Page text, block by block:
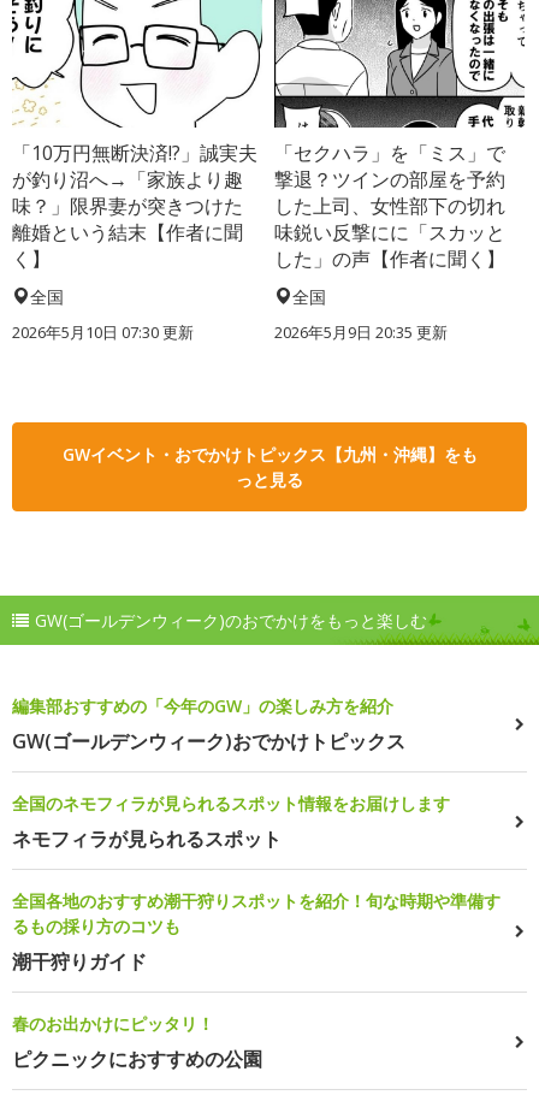
「10万円無断決済!?」誠実夫
が釣り沼へ→「家族より趣
味？」限界妻が突きつけた
離婚という結末【作者に聞
く】
全国
2026年5月10日 07:30 更新
「セクハラ」を「ミス」で
撃退？ツインの部屋を予約
した上司、女性部下の切れ
味鋭い反撃にに「スカッと
した」の声【作者に聞く】
全国
2026年5月9日 20:35 更新
GWイベント・おでかけトピックス【九州・沖縄】をも
っと見る
GW(ゴールデンウィーク)のおでかけをもっと楽しむ
編集部おすすめの「今年のGW」の楽しみ方を紹介
GW(ゴールデンウィーク)おでかけトピックス
全国のネモフィラが見られるスポット情報をお届けします
ネモフィラが見られるスポット
全国各地のおすすめ潮干狩りスポットを紹介！旬な時期や準備す
るもの採り方のコツも
潮干狩りガイド
春のお出かけにピッタリ！
ピクニックにおすすめの公園